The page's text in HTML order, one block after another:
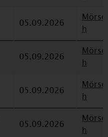
05.09.2026
h
05.09.2026
h
05.09.2026
h
05.09.2026
h